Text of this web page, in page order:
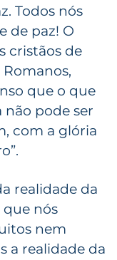
Todos nós
de paz! O
cristãos de
que o que
não pode ser
com a glória
realidade da
que nós
nem
a realidade da